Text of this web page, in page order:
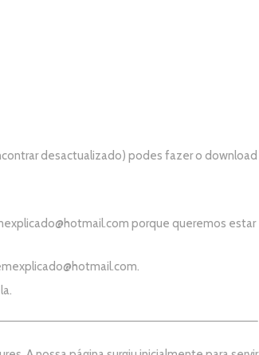
desactualizado) podes fazer o download
porque queremos estar
.